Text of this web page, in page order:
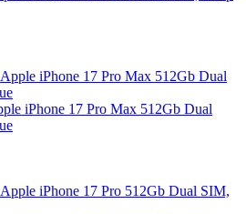
iPhone 17 Pro Max 512Gb Dual